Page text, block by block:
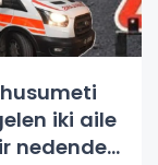
iki aile
nedenden